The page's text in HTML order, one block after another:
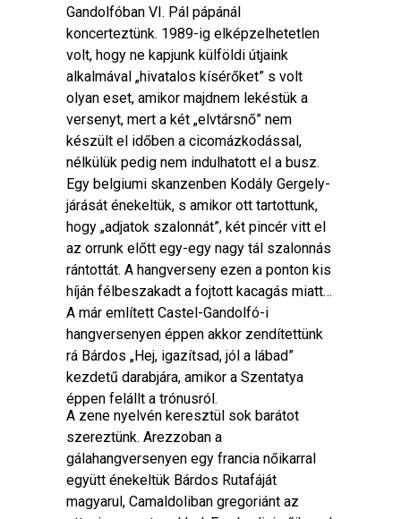
Gandolfóban VI. Pál pápánál
koncerteztünk. 1989-ig elképzelhetetlen
volt, hogy ne kapjunk külföldi útjaink
alkalmával „hivatalos kísérőket” s volt
olyan eset, amikor majdnem lekéstük a
versenyt, mert a két „elvtársnő” nem
készült el időben a cicomázkodással,
nélkülük pedig nem indulhatott el a busz.
Egy belgiumi skanzenben Kodály Gergely-
járását énekeltük, s amikor ott tartottunk,
hogy „adjatok szalonnát”, két pincér vitt el
az orrunk előtt egy-egy nagy tál szalonnás
rántottát. A hangverseny ezen a ponton kis
híján félbeszakadt a fojtott kacagás miatt…
A már említett Castel-Gandolfó-i
hangversenyen éppen akkor zendítettünk
rá Bárdos „Hej, igazítsad, jól a lábad”
kezdetű darabjára, amikor a Szentatya
éppen felállt a trónusról.
A zene nyelvén keresztül sok barátot
szereztünk. Arezzoban a
gálahangversenyen egy francia nőikarral
együtt énekeltük Bárdos Rutafáját
magyarul, Camaldoliban gregoriánt az